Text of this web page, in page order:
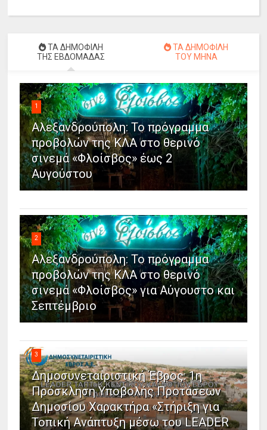
ΤΑ ΔΗΜΟΦΙΛΗ
ΤΗΣ ΕΒΔΟΜΑΔΑΣ
ΤΑ ΔΗΜΟΦΙΛΗ
ΤΟΥ ΜΗΝΑ
1
Αλεξανδρούπολη: Το πρόγραμμα
προβολών της ΚΛΑ στο θερινό
σινεμά «Φλοίσβος» έως 2
Αυγούστου
2
Αλεξανδρούπολη: Το πρόγραμμα
προβολών της ΚΛΑ στο θερινό
σινεμά «Φλοίσβος» για Αύγουστο και
Σεπτέμβριο
3
Δημοσυνεταιριστική Έβρος: 1η
Πρόσκληση Υποβολής Προτάσεων
Δημοσίου Χαρακτήρα «Στήριξη για
Τοπική Ανάπτυξη μέσω του LEADER